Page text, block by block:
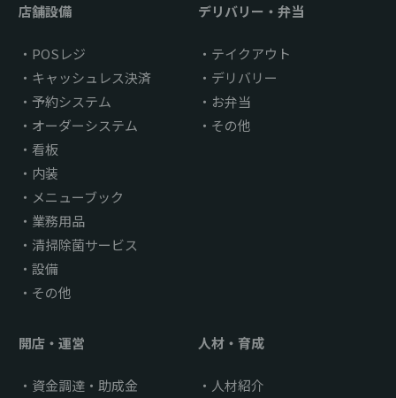
店舗設備
POSレジ
キャッシュレス決済
予約システム
オーダーシステム
看板
内装
メニューブック
業務用品
清掃除菌サービス
設備
その他
デリバリー・弁当
テイクアウト
デリバリー
お弁当
その他
開店・運営
資金調達・助成金
人材・育成
人材紹介